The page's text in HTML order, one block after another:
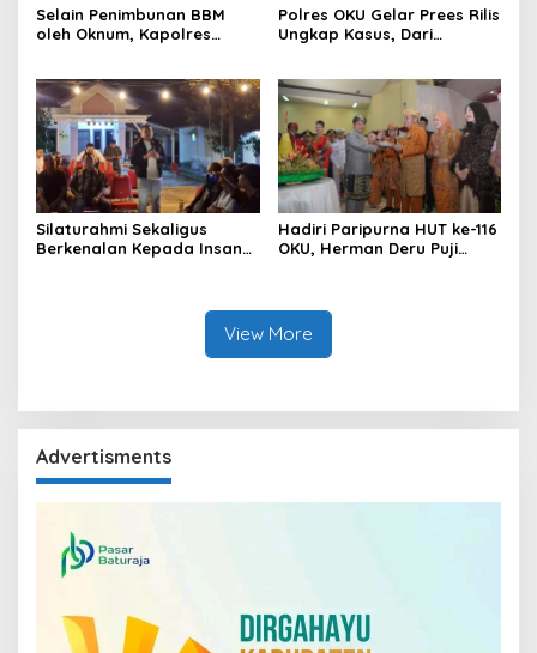
Selain Penimbunan BBM
oleh Oknum, Kapolres
Niaga Bungkam
Polres OKU Gelar Prees Rilis
Ungkap Kasus, Dari
Silaturahmi Sekaligus
Berkenalan Kepada Insan
Hadiri Paripurna HUT ke-116
OKU, Herman Deru Puji
View More
Advertisments